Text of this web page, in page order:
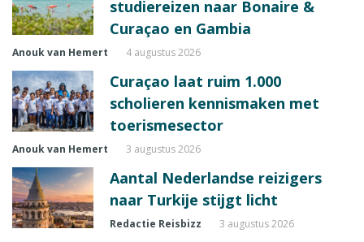
studiereizen naar Bonaire &
Curaçao en Gambia
Anouk van Hemert 4 augustus 2026
Curaçao laat ruim 1.000
scholieren kennismaken met
toerismesector
Anouk van Hemert 3 augustus 2026
Aantal Nederlandse reizigers
naar Turkije stijgt licht
Redactie Reisbizz 3 augustus 2026